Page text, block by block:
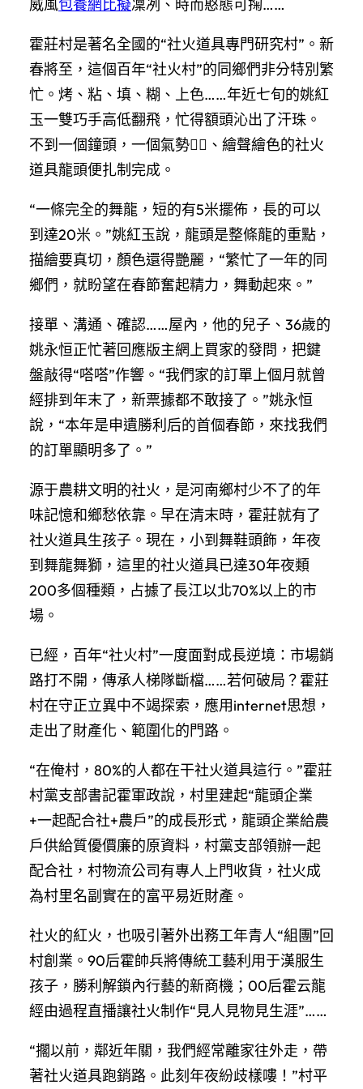
威風包養網比擬凜冽、時而憨態可掬……
霍莊村是著名全國的“社火道具專門研究村”。新
春將至，這個百年“社火村”的同鄉們非分特別繁
忙。烤、粘、填、糊、上色……年近七旬的姚紅
玉一雙巧手高低翻飛，忙得額頭沁出了汗珠。
不到一個鐘頭，一個氣勢、繪聲繪色的社火
道具龍頭便扎制完成。
“一條完全的舞龍，短的有5米擺佈，長的可以
到達20米。”姚紅玉說，龍頭是整條龍的重點，
描繪要真切，顏色還得艷麗，“繁忙了一年的同
鄉們，就盼望在春節奮起精力，舞動起來。”
接單、溝通、確認……屋內，他的兒子、36歲的
姚永恒正忙著回應版主網上買家的發問，把鍵
盤敲得“嗒嗒”作響。“我們家的訂單上個月就曾
經排到年末了，新票據都不敢接了。”姚永恒
說，“本年是申遺勝利后的首個春節，來找我們
的訂單顯明多了。”
源于農耕文明的社火，是河南鄉村少不了的年
味記憶和鄉愁依靠。早在清末時，霍莊就有了
社火道具生孩子。現在，小到舞鞋頭飾，年夜
到舞龍舞獅，這里的社火道具已達30年夜類
200多個種類，占據了長江以北70%以上的市
場。
已經，百年“社火村”一度面對成長逆境：市場銷
路打不開，傳承人梯隊斷檔……若何破局？霍莊
村在守正立異中不竭探索，應用internet思想，
走出了財產化、範圍化的門路。
“在俺村，80%的人都在干社火道具這行。”霍莊
村黨支部書記霍軍政說，村里建起“龍頭企業
+一起配合社+農戶”的成長形式，龍頭企業給農
戶供給質優價廉的原資料，村黨支部領辦一起
配合社，村物流公司有專人上門收貨，社火成
為村里名副實在的富平易近財產。
社火的紅火，也吸引著外出務工年青人“組團”回
村創業。90后霍帥兵將傳統工藝利用于漢服生
孩子，勝利解鎖內行藝的新商機；00后霍云龍
經由過程直播讓社火制作“見人見物見生涯”……
“擱以前，鄰近年關，我們經常離家往外走，帶
著社火道具跑銷路。此刻年夜紛歧樣嘍！”村平